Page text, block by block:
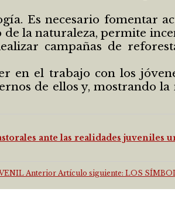
Es necesario fomentar
de la naturaleza, permite
campañas de
en el trabajo con los
de ellos y, mostrando
ante las realidades juveniles
Anterior Artículo siguiente: LOS